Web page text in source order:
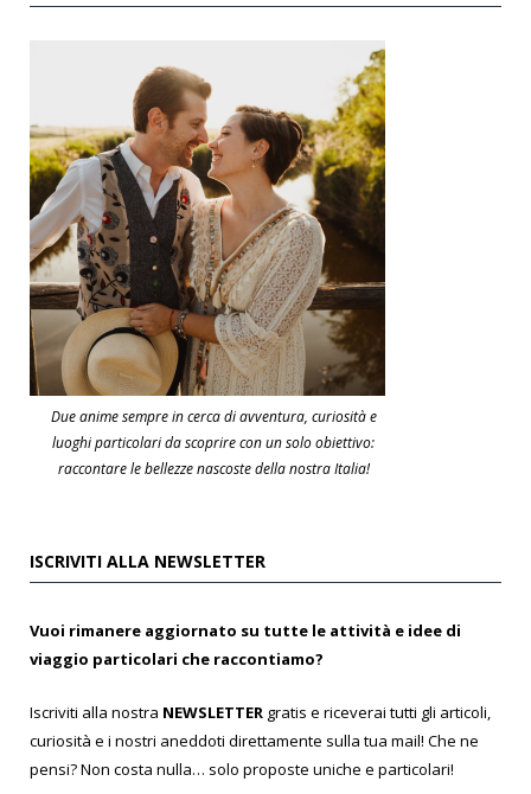
Due anime sempre in cerca di avventura, curiosità e
luoghi particolari da scoprire con un solo obiettivo:
raccontare le bellezze nascoste della nostra Italia!
ISCRIVITI ALLA NEWSLETTER
Vuoi rimanere aggiornato su tutte le attività e idee di
viaggio particolari che raccontiamo?
Iscriviti alla nostra NEWSLETTER gratis e riceverai tutti gli articoli,
curiosità e i nostri aneddoti direttamente sulla tua mail! Che ne
pensi? Non costa nulla… solo proposte uniche e particolari!